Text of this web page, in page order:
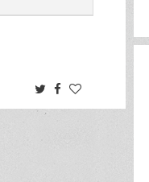
TwitterFacebook